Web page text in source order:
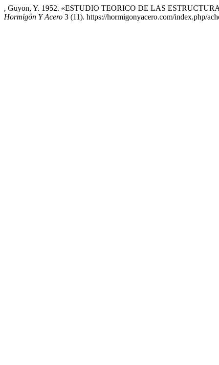
, Guyon, Y. 1952. «ESTUDIO TEORICO DE LAS
Hormigón Y Acero 3 (11). https://hormigonyacero.com/index.php/